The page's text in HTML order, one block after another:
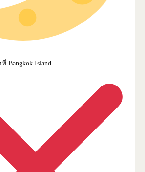
Bangkok Island.